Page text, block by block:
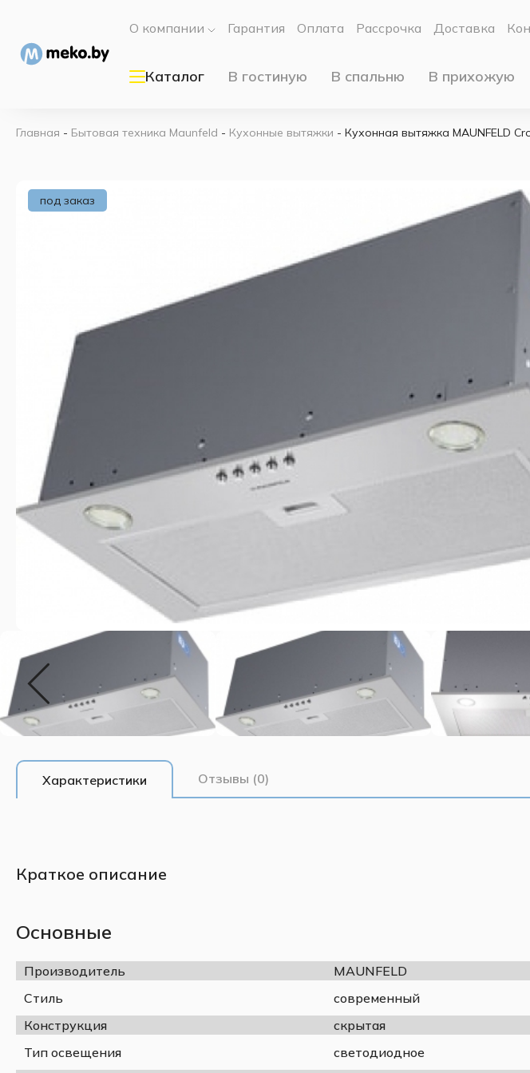
О компании Гарантия Оплата Рассрочка Доставка
Каталог В гостиную В спальню В прихожую
Главная - Бытовая техника Maunfeld - Кухонные вытяжки - Кухонная вытяжка MAUNFELD
под заказ
Характеристики Отзывы (0)
Краткое описание
Основные
Производитель
MAUNFELD
Стиль
современный
Конструкция
скрытая
Тип освещения
светодиодное